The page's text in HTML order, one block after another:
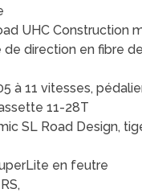
UHC Construction
direction en fibre
à 11 vitesses,
11-28T
SL Road Design,
en feutre